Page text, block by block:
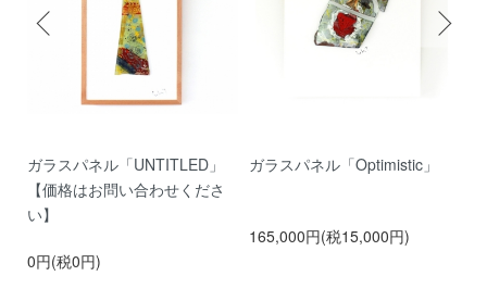
ガラスパネル「UNTITLED」
【価格はお問い合わせくださ
い】
0円(税0円)
ガラスパネル「Optimistic」
165,000円(税15,000円)